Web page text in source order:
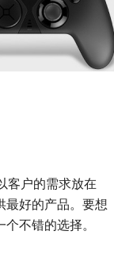
客户的需求放在
最好的产品。要想
不错的选择。